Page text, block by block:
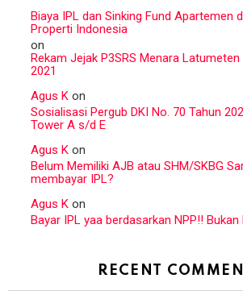
Biaya IPL dan Sinking Fund Apartemen
Properti Indonesia
on
Rekam Jejak P3SRS Menara
2021
Agus K on
Sosialisasi Pergub DKI No. 70 Tahun
Tower A s/d E
Agus K on
Belum Memiliki AJB atau SHM/SKBG
membayar IPL?
Agus K on
Bayar IPL yaa berdasarkan NPP!!
RECENT